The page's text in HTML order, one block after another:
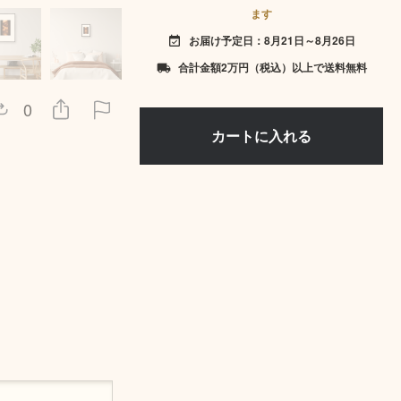
0
ます
event_available お届け予定日：8月21日～8月26日
local_shipping 合計金額2万円（税込）以上で送料無料